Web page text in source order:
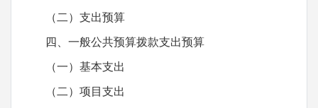
（二）支出预算
四、一般公共预算拨款支出预算
（一）基本支出
（二）项目支出